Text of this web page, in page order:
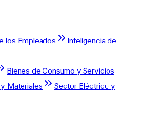
los Empleados
Inteligencia de
Bienes de Consumo y Servicios
Materiales
Sector Eléctrico y